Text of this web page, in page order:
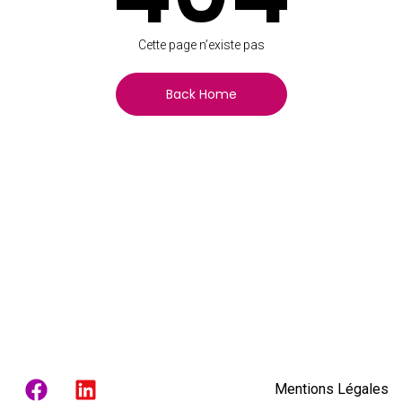
Cette page n’existe pas
Back Home
Mentions Légales